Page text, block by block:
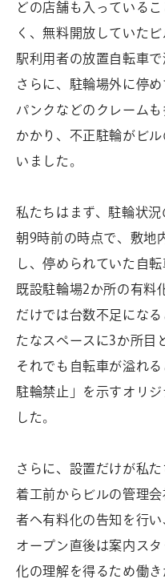
どの店舗も入っている
く、無料開放していた
駅利用者の放置自転車
さらに、駐輪場外に停
パンクなどのクレーム
かかり、不正駐輪がビ
いました。
私たちはまず、駐輪状況
朝9時前の時点で、敷地
し、停められていた自転
既設駐輪場2か所の有料
だけでは台数不足にな
たなスペースに3か所目
それでも自転車が溢れ
駐輪禁止」を示すオリ
した。
さらに、設置だけが私
着工前からビルの管理
者へ有料化の告知を行
オープン直後は案内ス
化の理解を得るため働き